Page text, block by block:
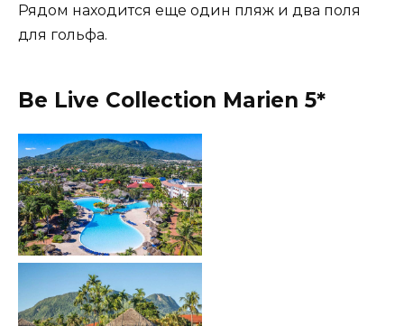
Рядом находится еще один пляж и два поля
для гольфа.
Be Live Collection Marien 5*